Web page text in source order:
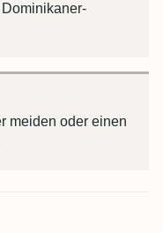
meiden oder einen